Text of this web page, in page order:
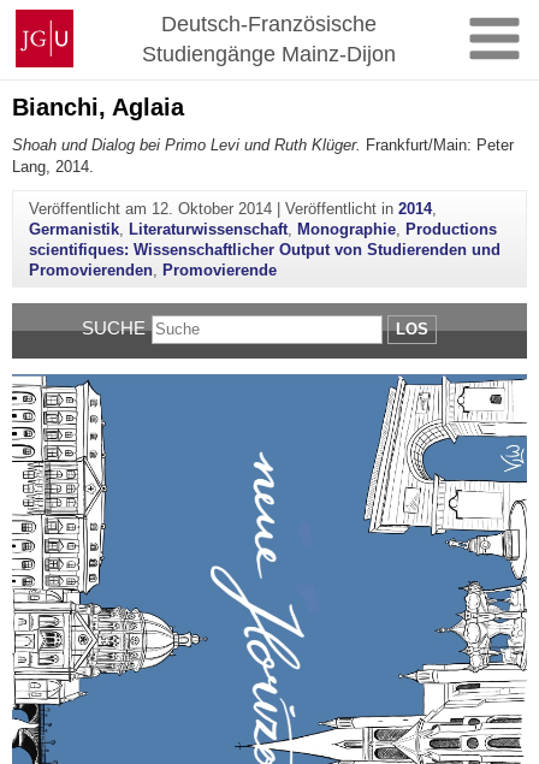
Zum
Inhalt
springen
Johannes
Gutenberg-
Universität
Mainz
Deutsch-Französische
Studiengänge Mainz-Dijon
Bianchi, Aglaia
Shoah und Dialog bei Primo Levi und Ruth Klüger. Frankfurt/Main: Peter
Lang, 2014.
Veröffentlicht am 12. Oktober 2014| Veröffentlicht in 2014,
Germanistik, Literaturwissenschaft, Monographie,
Productions
scientifiques: Wissenschaftlicher Output von Studierenden und
Promovierenden, Promovierende
SUCHE LOS